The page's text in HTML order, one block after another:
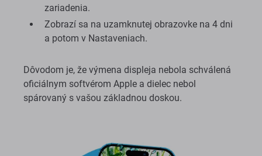
zariadenia.
Zobrazí sa na uzamknutej obrazovke na 4 dni
a potom v Nastaveniach.
Dôvodom je, že výmena displeja nebola schválená
oficiálnym softvérom Apple a dielec nebol
spárovaný s vašou základnou doskou.